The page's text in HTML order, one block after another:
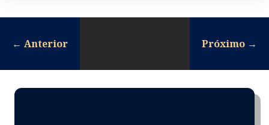
← Anterior Próximo →